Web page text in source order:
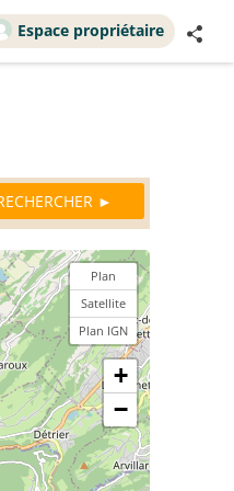
Espace propriétaire
Plan
Satellite
Plan IGN
+
−